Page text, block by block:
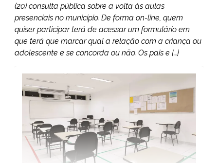
(20) consulta pública sobre a volta às aulas
presenciais no município. De forma on-line, quem
quiser participar terá de acessar um formulário em
que terá que marcar qual a relação com a criança ou
adolescente e se concorda ou não. Os pais e […]